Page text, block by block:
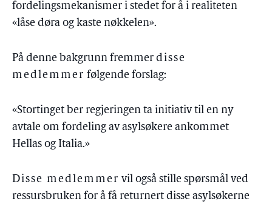
fordelingsmekanismer i stedet for å i realiteten
«låse døra og kaste nøkkelen».
På denne bakgrunn fremmer disse
medlemmer følgende forslag:
«Stortinget ber regjeringen ta initiativ til en ny
avtale om fordeling av asylsøkere ankommet
Hellas og Italia.»
Disse medlemmer vil også stille spørsmål ved
ressursbruken for å få returnert disse asylsøkerne